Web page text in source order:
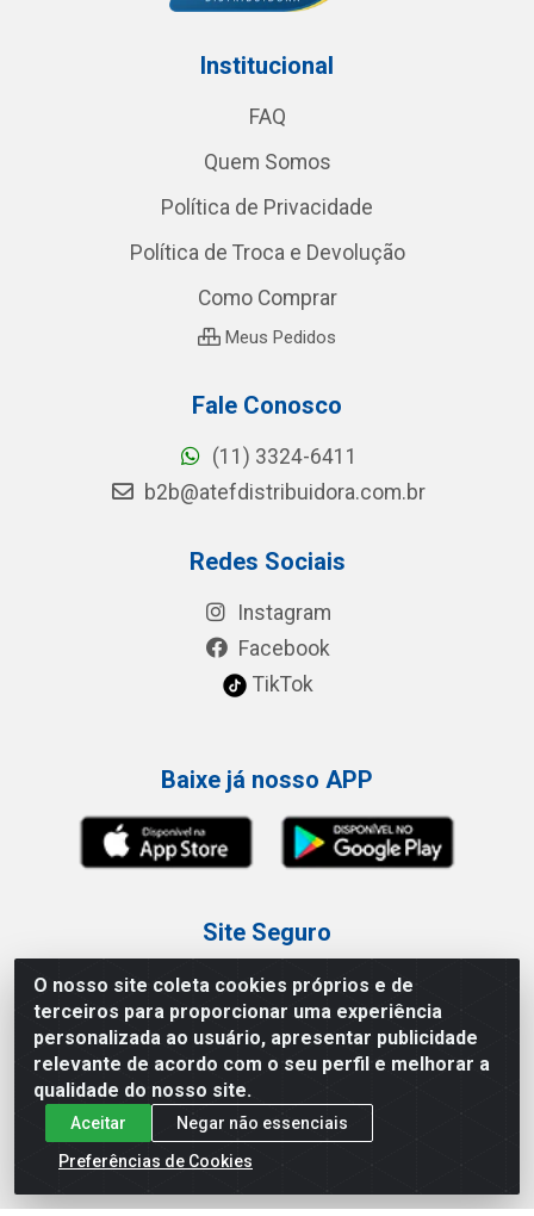
O nosso site coleta cookies próprios e de
terceiros para proporcionar uma experiência
personalizada ao usuário, apresentar publicidade
relevante de acordo com o seu perfil e melhorar a
qualidade do nosso site.
Aceitar
Negar não essenciais
Preferências de Cookies
Institucional
FAQ
Quem Somos
Política de Privacidade
Política de Troca e Devolução
Como Comprar
Meus Pedidos
Fale Conosco
(11) 3324-6411
b2b@atefdistribuidora.com.br
Redes Sociais
Instagram
Facebook
TikTok
Baixe já nosso APP
Site Seguro
Loja / Showroom
Tel.: (11) 3227-0546
Av Vautier, 587/597 - Pari - São Paulo/SP